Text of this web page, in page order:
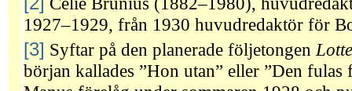
1927–1929, från 1930 huvudredaktör för
[3] Syftar på den planerade följetongen
början kallades ”Hon utan” eller ”Den